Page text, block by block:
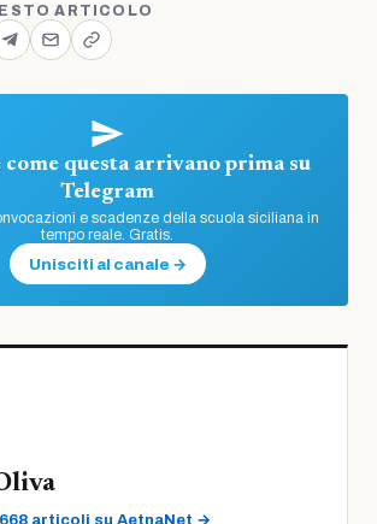
ARTICOLO
come questa arrivano prima su
Telegram
e scadenze della scuola siciliana in
tempo reale. Gratis.
Unisciti al canale →
articoli su AetnaNet →